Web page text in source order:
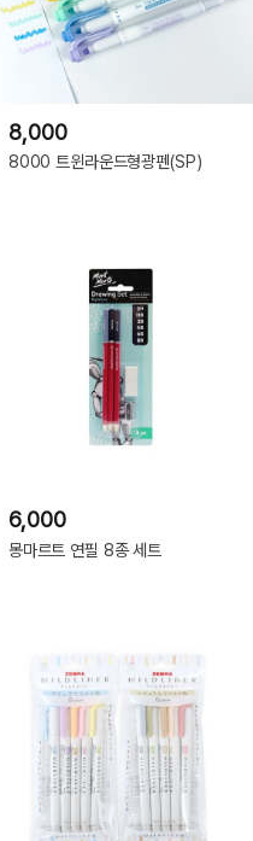
8,000
8000 트윈라운드형광펜(SP)
6,000
몽마르트 연필 8종 세트